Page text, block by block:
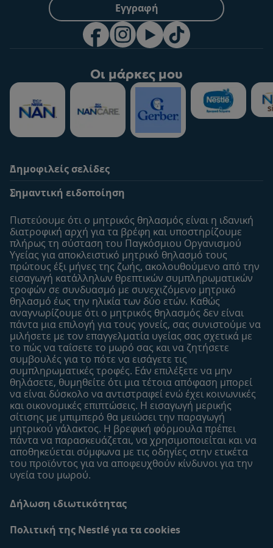
Εγγραφή
Οι μάρκες μου
Δημοφιλείς σελίδες
Οι Ειδικοί μας
Συχνές ερωτήσεις
Αναζήτηση
Επικοινώνησε μαζί μας
Σχετικά με εμάς
Η σελίδα μου
Το προφίλ μου
Είσοδος/Εγγραφή
Προϊόντα
Εύρεση προϊόντος
Οι μάρκες μου
Εύρεση καταστήματος
Δείγματα
Σημαντική ειδοποίηση
Πιστεύουμε ότι ο μητρικός θηλασμός είναι η ιδανική
διατροφική αρχή για τα βρέφη και υποστηρίζουμε
πλήρως τη σύσταση του Παγκόσμιου Οργανισμού
Υγείας για αποκλειστικό μητρικό θηλασμό τους
πρώτους έξι μήνες της ζωής, ακολουθούμενo από την
εισαγωγή κατάλληλων θρεπτικών συμπληρωματικών
τροφών σε συνδυασμό με συνεχιζόμενο μητρικό
θηλασμό έως την ηλικία των δύο ετών. Καθώς
αναγνωρίζουμε ότι ο μητρικός θηλασμός δεν είναι
πάντα μια επιλογή για τους γονείς, σας συνιστούμε να
μιλήσετε με τον επαγγελματία υγείας σας σχετικά με
το πώς να ταΐσετε το μωρό σας και να ζητήσετε
συμβουλές για το πότε να εισάγετε τις
συμπληρωματικές τροφές. Εάν επιλέξετε να μην
θηλάσετε, θυμηθείτε ότι μια τέτοια απόφαση μπορεί
να είναι δύσκολο να αντιστραφεί ενώ έχει κοινωνικές
και οικονομικές επιπτώσεις. Η εισαγωγή μερικής
σίτισης με μπιμπερό θα μειώσει την παραγωγή
μητρικού γάλακτος. Η βρεφική φόρμουλα πρέπει
πάντα να παρασκευάζεται, να χρησιμοποιείται και να
αποθηκεύεται σύμφωνα με τις οδηγίες στην ετικέτα
του προϊόντος για να αποφευχθούν κίνδυνοι για την
υγεία του μωρού.
Δήλωση ιδιωτικότητας
Πολιτική της Nestlé για τα cookies